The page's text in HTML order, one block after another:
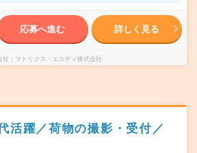
応募へ進む 詳しく見る
社 マトリクス・エスディ株式会社
活躍／荷物の撮影・受付／